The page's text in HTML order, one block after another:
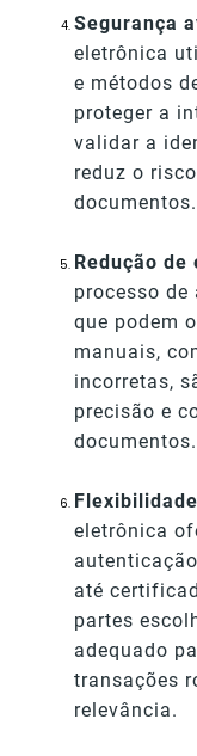
Segurança
eletrônica
e métodos
proteger a
validar a
reduz o
documentos.
Redução
processo
que podem
manuais,
incorretas,
precisão e
documentos.
eletrônica
até
partes
adequado
transações
relevância.